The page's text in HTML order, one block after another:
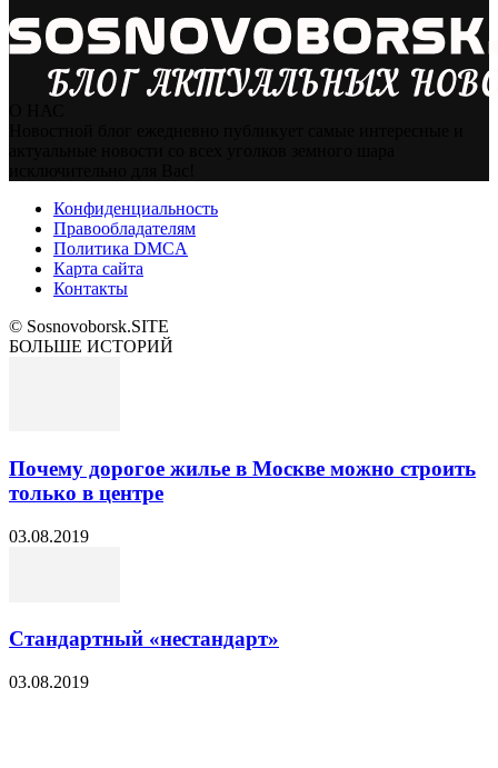
Конфиденциальность
Правообладателям
Политика DMCA
Карта сайта
Контакты
© Sosnovoborsk.SITE
БОЛЬШЕ ИСТОРИЙ
Почему дорогое жилье в Москве можно строить
только в центре
03.08.2019
Стандартный «нестандарт»
03.08.2019